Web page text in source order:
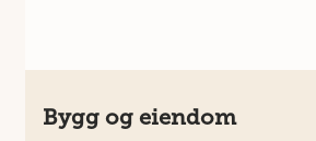
Bygg og eiendom